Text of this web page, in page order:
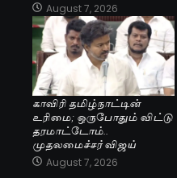
August 7, 2026
காவிரி தமிழ்நாட்டின்
உரிமை; ஒருபோதும் விட்டு
தரமாட்டோம்..
முதலமைச்சர் விஜய்
August 7, 2026